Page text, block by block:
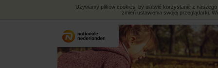
Używamy plików cookies, by ułatwić korzystanie z
zmień ustawienia swojej przeglądarki.